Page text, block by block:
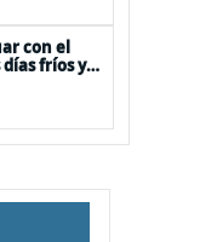
con el
fríos y